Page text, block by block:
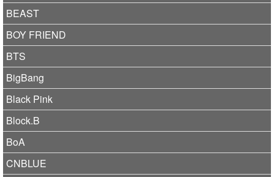
BEAST
BOY FRIEND
BTS
BigBang
Black Pink
Block.B
BoA
CNBLUE